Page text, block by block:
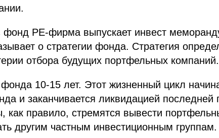
фонд PE-фирма выпускает инвест
о стратегии фонда. Стратегия
отбора будущих портфельных компаний.
10-15 лет. Этот жизненный цикл
и заканчивается ликвидацией последней
как правило, стремятся вывести
другим частным инвестиционным группам.